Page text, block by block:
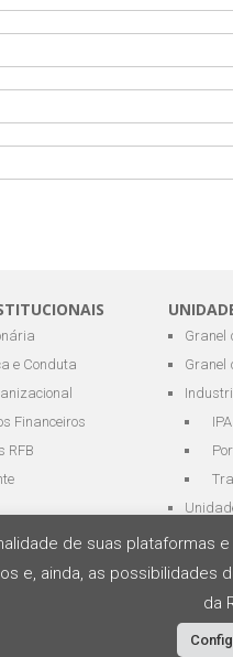
e Conduta
Financeiros
RFB
Granel
Granel
de suas plataformas
e, ainda, as possibilidades
da